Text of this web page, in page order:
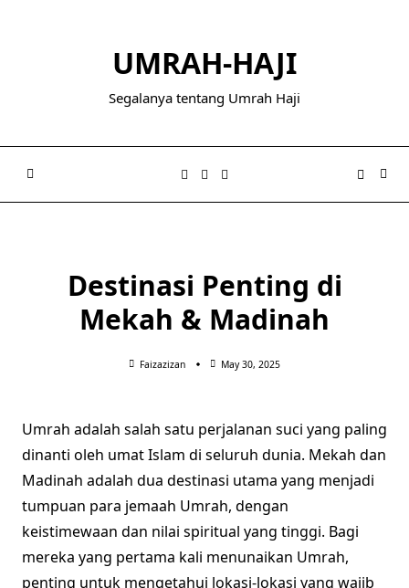
UMRAH-HAJI
Segalanya tentang Umrah Haji
Destinasi Penting di
Mekah & Madinah
Faizazizan May 30, 2025
Umrah adalah salah satu perjalanan suci yang paling
dinanti oleh umat Islam di seluruh dunia. Mekah dan
Madinah adalah dua destinasi utama yang menjadi
tumpuan para jemaah Umrah, dengan
keistimewaan dan nilai spiritual yang tinggi. Bagi
mereka yang pertama kali menunaikan Umrah,
penting untuk mengetahui lokasi-lokasi yang wajib